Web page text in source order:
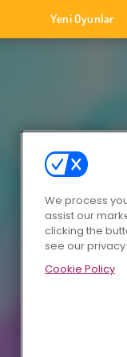
Yeni Oyunlar
We process
assist our
clicking the
see our
Cookie Policy